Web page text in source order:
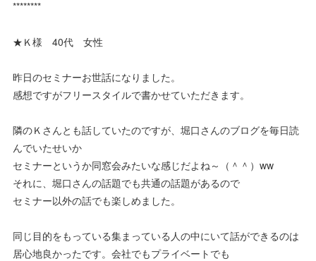
********
★Ｋ様 40代 女性
昨日のセミナーお世話になりました。
感想ですがフリースタイルで書かせていただきます。
隣のＫさんとも話していたのですが、堀口さんのブログを毎日読
んでいたせいか
セミナーというか同窓会みたいな感じだよね～（＾＾）ww
それに、堀口さんの話題でも共通の話題があるので
セミナー以外の話でも楽しめました。
同じ目的をもっている集まっている人の中にいて話ができるのは
居心地良かったです。会社でもプライベートでも